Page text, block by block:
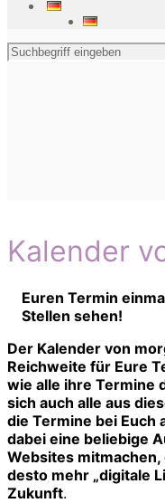
Kalender
Euren Termin
Stellen sehen!
Der Kalender von
Reichweite für Eure
wie alle ihre Termine
sich auch alle aus
die Termine bei Euch
dabei eine beliebige
Websites
desto mehr „digitale
Zukunft.